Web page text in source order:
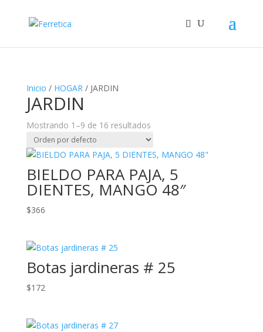
Inicio / HOGAR/ JARDIN
JARDIN
Mostrando 1–9 de 16 resultados
BIELDO PARA PAJA, 5
DIENTES, MANGO 48″
$366
Botas jardineras # 25
$172